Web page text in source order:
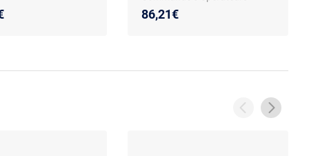
86,21€